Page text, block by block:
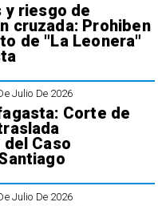
y riesgo de
cruzada: Prohiben
de "La Leonera"
Julio De 2026
Corte de
Caso
Julio De 2026